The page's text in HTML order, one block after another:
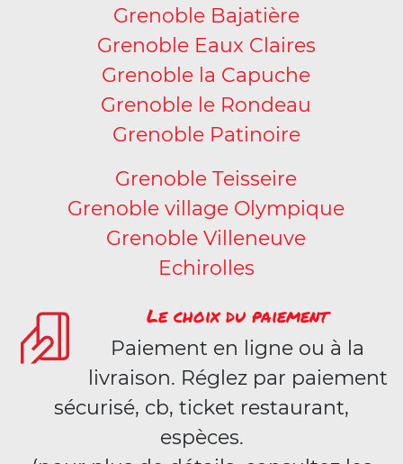
Grenoble Bajatière
Grenoble Eaux Claires
Grenoble la Capuche
Grenoble le Rondeau
Grenoble Patinoire
Grenoble Teisseire
Grenoble village Olympique
Grenoble Villeneuve
Echirolles
Le choix du paiement
Paiement en ligne ou à la
livraison. Réglez par paiement
sécurisé, cb, ticket restaurant,
espèces.